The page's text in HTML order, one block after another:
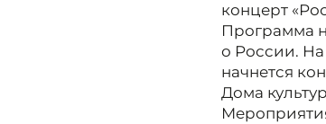
концерт
Программа
о России.
начнется
Дома